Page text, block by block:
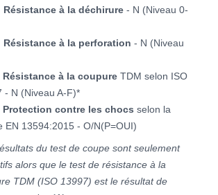
Résistance à la déchirure - N (Niveau 0-
Résistance à la perforation - N (Niveau
Résistance à la coupure TDM selon ISO
- N (Niveau A-F)*
Protection contre les chocs selon la
EN 13594:2015 - O/N(P=OUI)
du test de coupe sont seulement
alors que le test de résistance à la
TDM (ISO 13997) est le résultat de